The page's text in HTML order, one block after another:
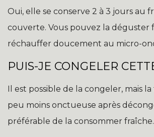
Oui, elle se conserve 2 à 3 jours au
couverte. Vous pouvez la déguster
réchauffer doucement au micro-
PUIS-JE CONGELER
Il est possible de la congeler, mais
peu moins onctueuse après
préférable de la consommer fraîche.